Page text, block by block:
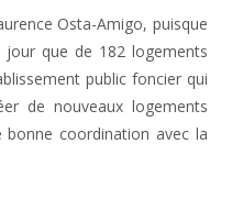
Osta-Amigo, puisque
que de 182 logements
public foncier qui
de nouveaux logements
bonne coordination avec la